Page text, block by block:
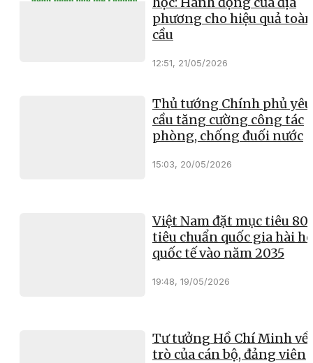
phương cho hiệu quả toàn
cầu
12:51, 21/05/2026
Thủ tướng Chính phủ yêu
cầu tăng cường công tác
phòng, chống đuối nước
15:03, 20/05/2026
Việt Nam đặt mục tiêu
tiêu chuẩn quốc gia hài
quốc tế vào năm 2035
19:48, 19/05/2026
Tư tưởng Hồ Chí Minh về
trò của cán bộ, đảng viên